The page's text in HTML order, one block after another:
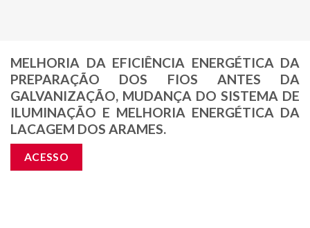
MELHORIA DA EFICIÊNCIA ENERGÉTICA DA
PREPARAÇÃO DOS FIOS ANTES DA
GALVANIZAÇÃO, MUDANÇA DO SISTEMA DE
ILUMINAÇÃO E MELHORIA ENERGÉTICA DA
LACAGEM DOS ARAMES.
ACESSO